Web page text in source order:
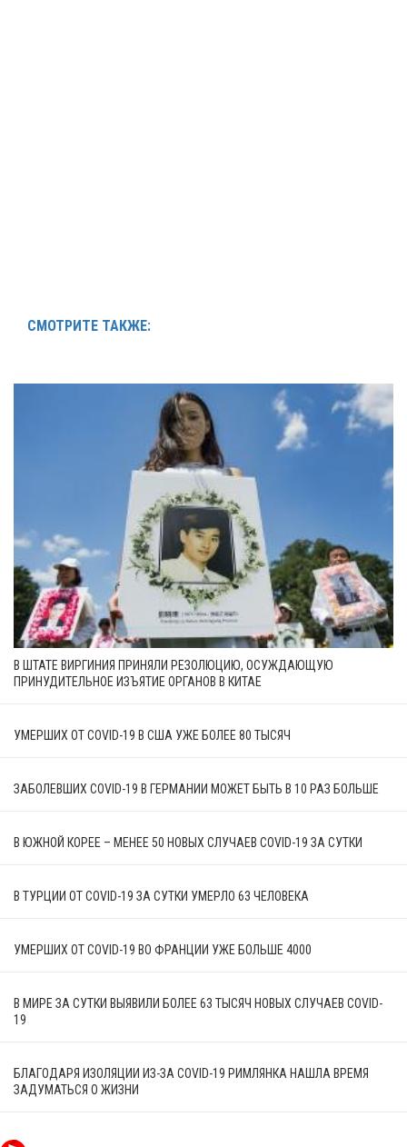
СМОТРИТЕ ТАКЖЕ:
В ШТАТЕ ВИРГИНИЯ ПРИНЯЛИ РЕЗОЛЮЦИЮ, ОСУЖДАЮЩУЮ
ПРИНУДИТЕЛЬНОЕ ИЗЪЯТИЕ ОРГАНОВ В КИТАЕ
УМЕРШИХ ОТ COVID-19 В США УЖЕ БОЛЕЕ 80 ТЫСЯЧ
ЗАБОЛЕВШИХ COVID-19 В ГЕРМАНИИ МОЖЕТ БЫТЬ В 10 РАЗ БОЛЬШЕ
В ЮЖНОЙ КОРЕЕ – МЕНЕЕ 50 НОВЫХ СЛУЧАЕВ COVID-19 ЗА СУТКИ
В ТУРЦИИ ОТ COVID-19 ЗА СУТКИ УМЕРЛО 63 ЧЕЛОВЕКА
УМЕРШИХ ОТ COVID-19 ВО ФРАНЦИИ УЖЕ БОЛЬШЕ 4000
В МИРЕ ЗА СУТКИ ВЫЯВИЛИ БОЛЕЕ 63 ТЫСЯЧ НОВЫХ СЛУЧАЕВ COVID-
19
БЛАГОДАРЯ ИЗОЛЯЦИИ ИЗ-ЗА COVID-19 РИМЛЯНКА НАШЛА ВРЕМЯ
ЗАДУМАТЬСЯ О ЖИЗНИ